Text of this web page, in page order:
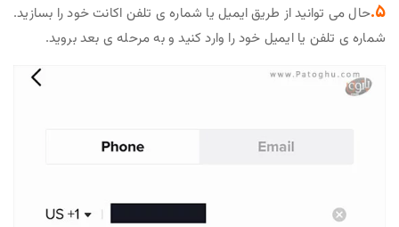
5. حال می توانید از طریق ایمیل یا شماره ی تلفن اکانت خود را بسازید.
شماره ی تلفن یا ایمیل خود را وارد کنید و به مرحله ی بعد بروید.